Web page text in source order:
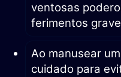
ventosas
ferimentos
Ao manusear
cuidado para